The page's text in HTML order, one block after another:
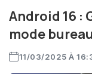
Android 16 :
mode
11/03/2025 À